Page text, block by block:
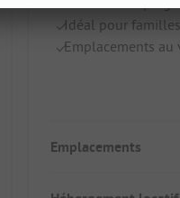
Idéal pour
Emplacements au
Emplacements